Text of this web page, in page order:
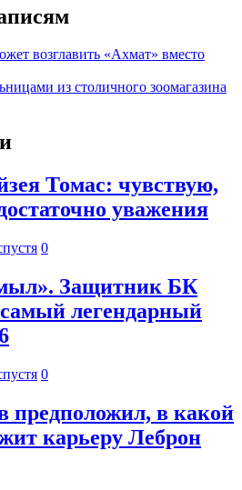
возглавить «Ахмат» вместо
из столичного зоомагазина
Томас: чувствую,
уважения
0
Защитник БК
легендарный
0
предположил, в какой
карьеру Леброн